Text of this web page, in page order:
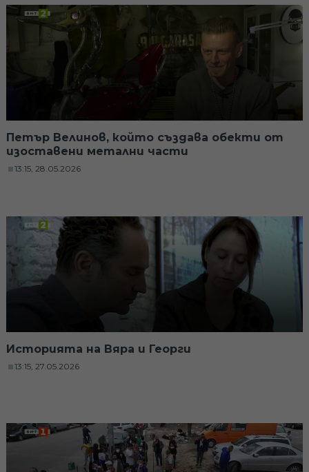
Петър Велинов, който създава обекти от
изоставени метални части
13:15, 28.05.2026
Историята на Вяра и Георги
13:15, 27.05.2026